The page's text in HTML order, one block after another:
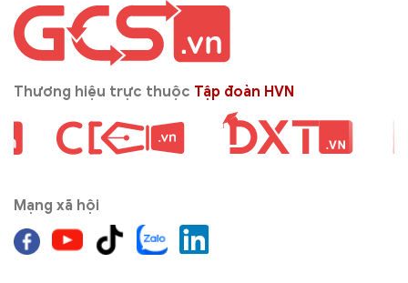
Thương hiệu trực thuộc Tập đoàn HVN
Mạng xã hội